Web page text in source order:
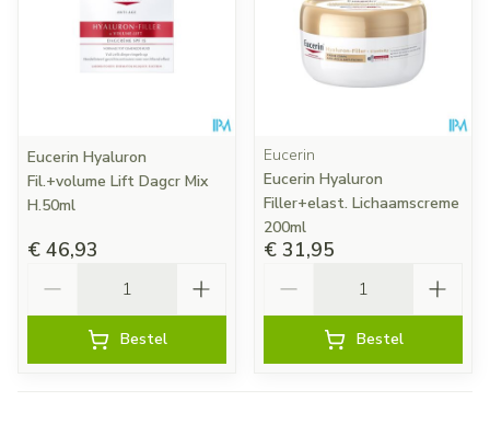
Eucerin Hyaluron
Fil.+volume Lift Dagcr Mix
H.50ml
€ 46,93
Bestel
Eucerin
Eucerin Hyaluron
Filler+elast. Lichaamscreme
200ml
€ 31,95
Bestel